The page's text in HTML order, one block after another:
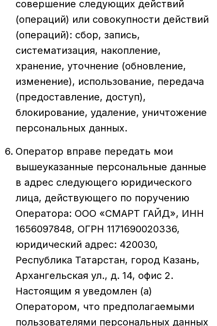
совершение следующих действий
(операций) или совокупности действий
(операций): сбор, запись,
систематизация, накопление,
хранение, уточнение (обновление,
изменение), использование, передача
(предоставление, доступ),
блокирование, удаление, уничтожение
персональных данных.
Оператор вправе передать мои
вышеуказанные персональные данные
в адрес следующего юридического
лица, действующего по поручению
Оператора: ООО «СМАРТ ГАЙД», ИНН
1656097848, ОГРН 1171690020336,
юридический адрес: 420030,
Республика Татарстан, город Казань,
Архангельская ул., д. 14, офис 2.
Настоящим я уведомлен (а)
Оператором, что предполагаемыми
пользователями персональных данных